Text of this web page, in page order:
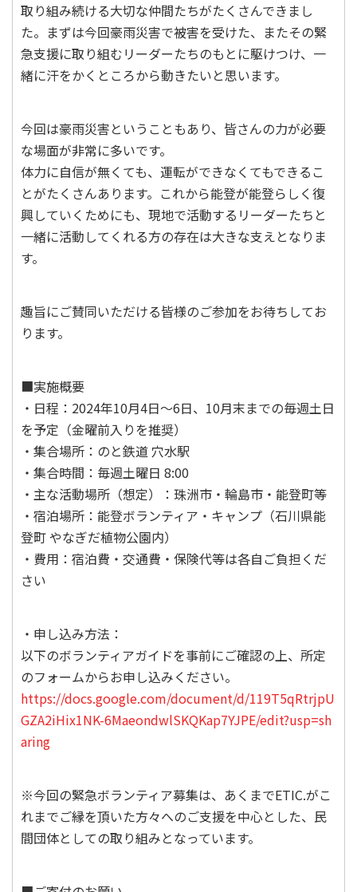
取り組み続ける大切な仲間たちがたくさんできまし
た。まずは今回豪雨災害で被害を受けた、またその緊
急支援に取り組むリーダーたちのもとに駆けつけ、一
緒に汗をかくところから動きたいと思います。
今回は豪雨災害ということもあり、皆さんの力が必要
な場面が非常に多いです。
体力に自信が無くても、運転ができなくてもできるこ
とがたくさんあります。これから能登が能登らしく復
興していくためにも、現地で活動するリーダーたちと
一緒に活動してくれる方の存在は大きな支えとなりま
す。
趣旨にご賛同いただける皆様のご参加をお待ちしてお
ります。
■実施概要
・日程：2024年10月4日～6日、10月末までの毎週土日
を予定（金曜前入りを推奨）
・集合場所：のと鉄道 穴水駅
・集合時間：毎週土曜日 8:00
・主な活動場所（想定）：珠洲市・輪島市・能登町等
・宿泊場所：能登ボランティア・キャンプ（石川県能
登町 やなぎだ植物公園内）
・費用：宿泊費・交通費・保険代等は各自ご負担くだ
さい
・申し込み方法：
以下のボランティアガイドを事前にご確認の上、所定
のフォームからお申し込みください。
https://docs.google.com/document/d/119T5qRtrjpU
GZA2iHix1NK-6MaeondwlSKQKap7YJPE/edit?usp=sh
aring
※今回の緊急ボランティア募集は、あくまでETIC.がこ
れまでご縁を頂いた方々へのご支援を中心とした、民
間団体としての取り組みとなっています。